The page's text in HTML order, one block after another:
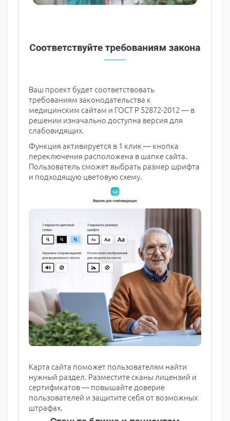
Ваш проект будет соответствовать
требованиям законодательства к
медицинским сайтам и ГОСТ Р 52872-2012 — в
решении изначально доступна версия для
слабовидящих.
Функция активируется в 1 клик — кнопка
переключения расположена в шапке сайта.
Пользователь сможет выбрать размер шрифта
и подходящую цветовую схему.
Карта сайта поможет пользователям найти
нужный раздел. Разместите сканы лицензий и
сертификатов — повышайте доверие
пользователей и защитите себя от возможных
штрафах.